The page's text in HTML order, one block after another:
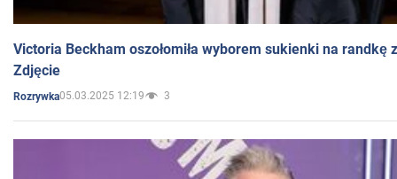
Victoria Beckham oszołomiła wyborem sukienki na randkę
Zdjęcie
Rozrywka05.03.2025 12:19 3